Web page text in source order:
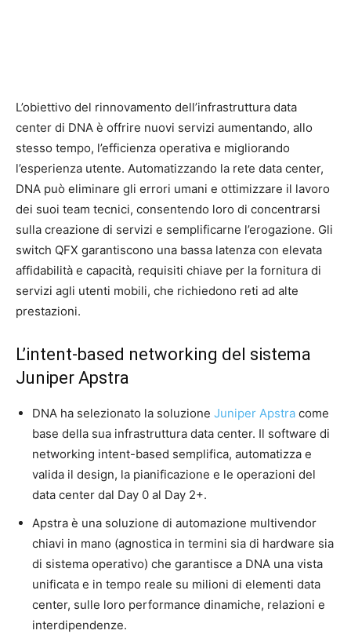
L’obiettivo del rinnovamento dell’infrastruttura data
center di DNA è offrire nuovi servizi aumentando, allo
stesso tempo, l’efficienza operativa e migliorando
l’esperienza utente. Automatizzando la rete data center,
DNA può eliminare gli errori umani e ottimizzare il lavoro
dei suoi team tecnici, consentendo loro di concentrarsi
sulla creazione di servizi e semplificarne l’erogazione. Gli
switch QFX garantiscono una bassa latenza con elevata
affidabilità e capacità, requisiti chiave per la fornitura di
servizi agli utenti mobili, che richiedono reti ad alte
prestazioni.
L’intent-based networking del sistema
Juniper Apstra
DNA ha selezionato la soluzione Juniper Apstra come
base della sua infrastruttura data center. Il software di
networking intent-based semplifica, automatizza e
valida il design, la pianificazione e le operazioni del
data center dal Day 0 al Day 2+.
Apstra è una soluzione di automazione multivendor
chiavi in mano (agnostica in termini sia di hardware sia
di sistema operativo) che garantisce a DNA una vista
unificata e in tempo reale su milioni di elementi data
center, sulle loro performance dinamiche, relazioni e
interdipendenze.